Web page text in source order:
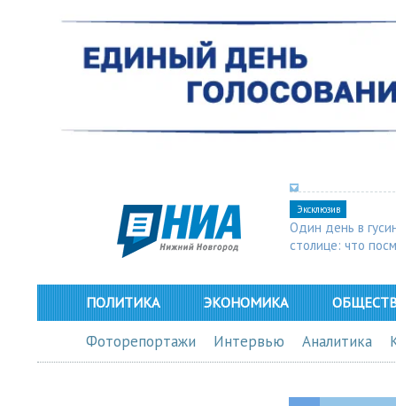
Эксклюзив
Один день в
столице: что
ПОЛИТИКА ЭКОНОМИКА
Фоторепортажи Интервью Аналитика